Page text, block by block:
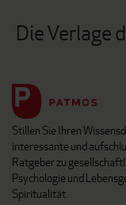
Die Verlage
Stillen Sie Ihren
interessante und
Ratgeber zu
Psychologie und
Spiritualität.